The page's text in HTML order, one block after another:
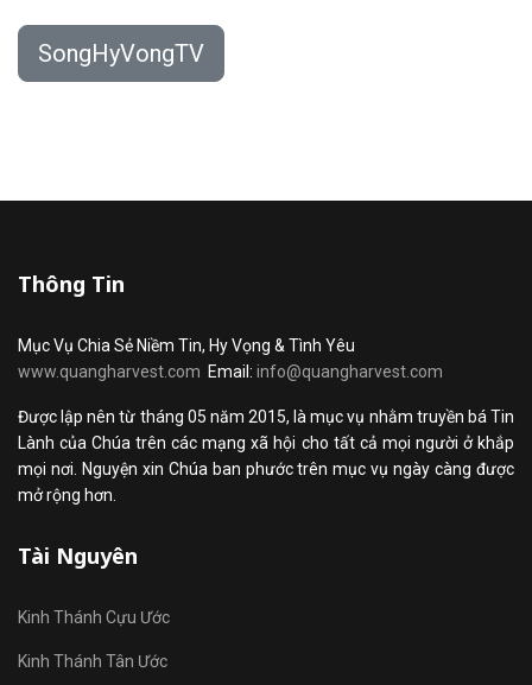
SongHyVongTV
Thông Tin
Mục Vụ Chia Sẻ Niềm Tin, Hy Vọng & Tình Yêu
www.quangharvest.com Email: info@quangharvest.com
Được lập nên từ tháng 05 năm 2015, là mục vụ nhằm truyền bá Tin
Lành của Chúa trên các mạng xã hội cho tất cả mọi người ở khắp
mọi nơi. Nguyện xin Chúa ban phước trên mục vụ ngày càng được
mở rộng hơn.
Tài Nguyên
Kinh Thánh Cựu Ước
Kinh Thánh Tân Ước